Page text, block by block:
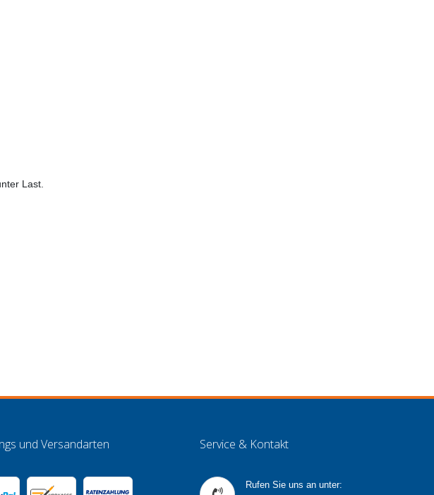
Last.
und Versandarten Service & Kontakt
Rufen Sie uns an unter: